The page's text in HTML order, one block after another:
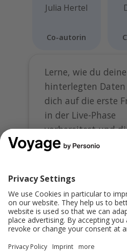
Julia Hertel
Co-autorin
Lerne, wie du deine
hinterlegten
dich auf die erste
in der Live-Phase
vorbereitest und
Abrechnung
sicher und
durch den gesamten
Freigabeprozess.
Teilen: